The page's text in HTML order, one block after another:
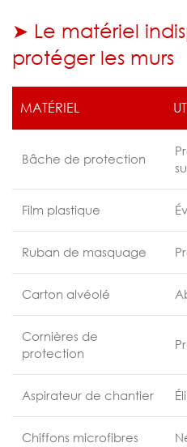
➤ Le matériel
protéger les murs
MATÉRIEL
Bâche de protection
Film plastique
Ruban de masquage
Carton alvéolé
Cornières de
protection
Aspirateur de chantier
Chiffons microfibres